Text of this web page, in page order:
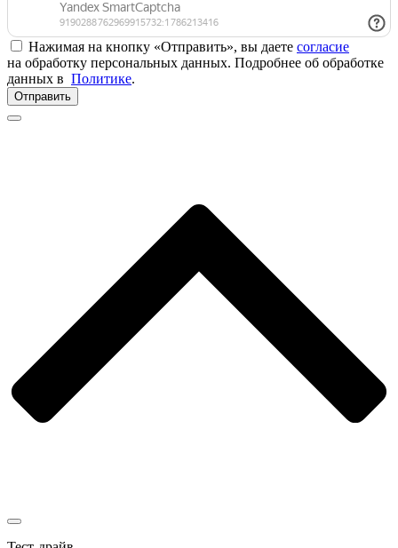
Нажимая на кнопку «Отправить», вы даете согласие
на обработку персональных данных. Подробнее об обработке
данных в Политике.
Отправить